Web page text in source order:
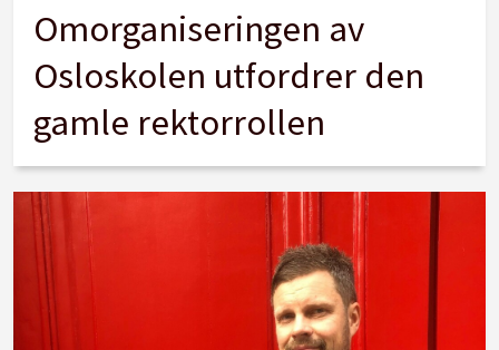
Omorganiseringen av
Osloskolen utfordrer den
gamle rektorrollen